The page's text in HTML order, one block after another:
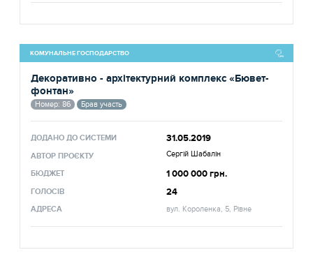
КОМУНАЛЬНЕ ГОСПОДАРСТВО
Декоративно - архітектурний комплекс «Бювет-
фонтан»
Номер: 86 Брав участь
ДОДАНО ДО СИСТЕМИ 31.05.2019
АВТОР ПРОЄКТУ Сергій Шабалін
БЮДЖЕТ 1 000 000 грн.
ГОЛОСІВ 24
АДРЕСА вул. Короленка, 5, Рівне